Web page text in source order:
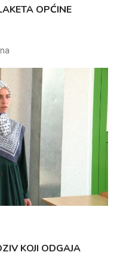
OPĆINE
KOJI ODGAJA